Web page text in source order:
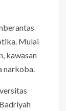
Mulai
kawasan
narkoba.